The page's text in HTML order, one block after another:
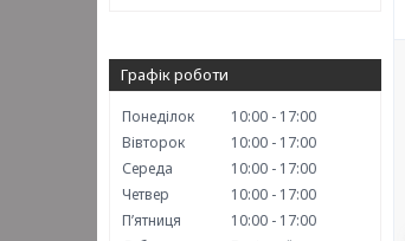
Графік роботи
Понеділок 10:00
17:00
Вівторок
10:00
17:00
Середа
10:00
17:00
Четвер
10:00
17:00
Пʼятниця
10:00
17:00